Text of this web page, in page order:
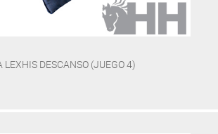
LEXHIS DESCANSO (JUEGO 4)